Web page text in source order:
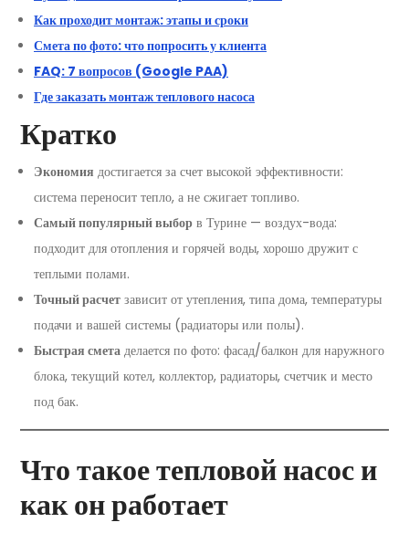
Как проходит монтаж: этапы и сроки
Смета по фото: что попросить у клиента
FAQ: 7 вопросов (Google PAA)
Где заказать монтаж теплового насоса
Кратко
Экономия достигается за счет высокой эффективности:
система переносит тепло, а не сжигает топливо.
Самый популярный выбор в Турине — воздух-вода:
подходит для отопления и горячей воды, хорошо дружит с
теплыми полами.
Точный расчет зависит от утепления, типа дома, температуры
подачи и вашей системы (радиаторы или полы).
Быстрая смета делается по фото: фасад/балкон для наружного
блока, текущий котел, коллектор, радиаторы, счетчик и место
под бак.
Что такое тепловой насос и
как он работает